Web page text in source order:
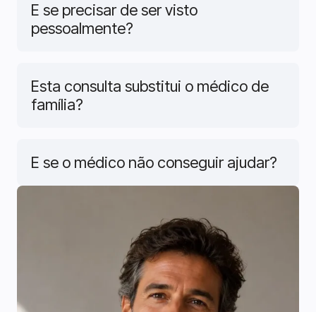
E se precisar de ser visto
pessoalmente?
Esta consulta substitui o médico de
família?
E se o médico não conseguir ajudar?